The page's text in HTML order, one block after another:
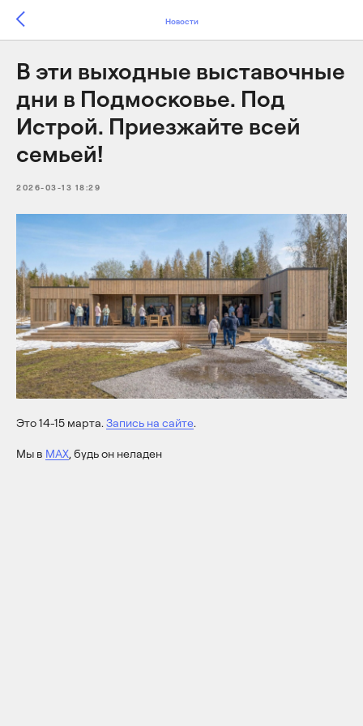
Новости
В эти выходные выставочные
дни в Подмосковье. Под
Истрой. Приезжайте всей
семьей!
2026-03-13 18:29
Это 14-15 марта. Запись на сайте.
Мы в МАХ, будь он неладен